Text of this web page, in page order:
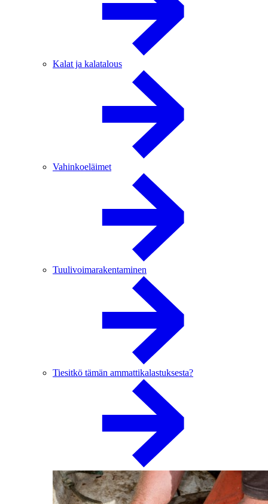
Kalat ja kalatalous
Vahinkoeläimet
Tuulivoimarakentaminen
Tiesitkö tämän ammattikalastuksesta?